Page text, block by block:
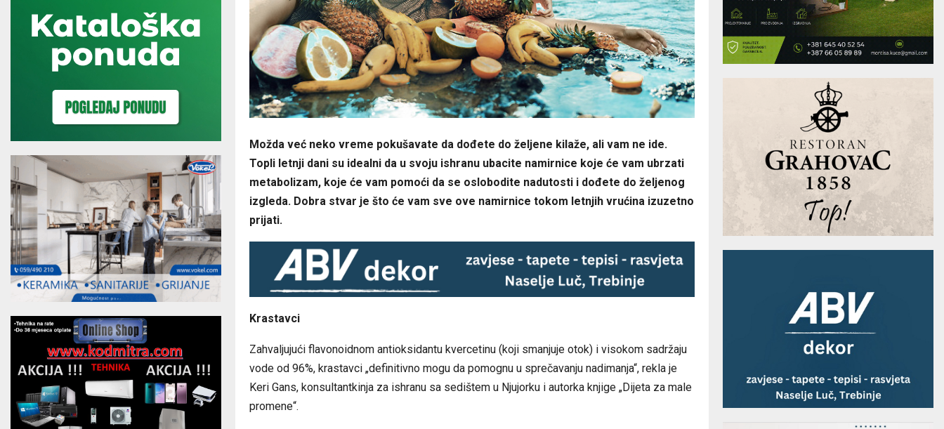
Možda već neko vreme pokušavate da dođete do željene kilaže, ali vam ne ide.
Topli letnji dani su idealni da u svoju ishranu ubacite namirnice koje će vam ubrzati
metabolizam, koje će vam pomoći da se oslobodite nadutosti i dođete do željenog
izgleda. Dobra stvar je što će vam sve ove namirnice tokom letnjih vrućina izuzetno
prijati.
Krastavci
Zahvaljujući flavonoidnom antioksidantu kvercetinu (koji smanjuje otok) i visokom sadržaju
vode od 96%, krastavci „definitivno mogu da pomognu u sprečavanju nadimanja“, rekla je
Keri Gans, konsultantkinja za ishranu sa sedištem u Njujorku i autorka knjige „Dijeta za male
promene“.